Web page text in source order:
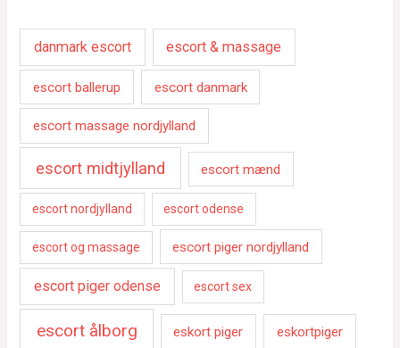
danmark escort escort & massage
escort ballerup escort danmark
escort massage nordjylland
escort midtjylland escort mænd
escort nordjylland escort odense
escort og massage escort piger nordjylland
escort piger odense escort sex
escort ålborg eskort piger eskortpiger